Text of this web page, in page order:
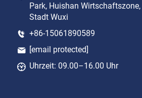
Park, Huishan Wirtschaftszone,
Stadt Wuxi
+86-15061890589
[email protected]
Uhrzeit: 09.00–16.00 Uhr